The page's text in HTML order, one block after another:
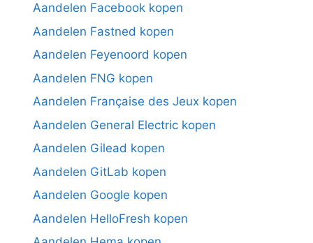
Aandelen Facebook kopen
Aandelen Fastned kopen
Aandelen Feyenoord kopen
Aandelen FNG kopen
Aandelen Française des Jeux kopen
Aandelen General Electric kopen
Aandelen Gilead kopen
Aandelen GitLab kopen
Aandelen Google kopen
Aandelen HelloFresh kopen